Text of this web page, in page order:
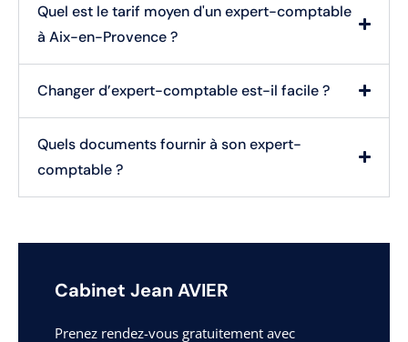
Quel est le tarif moyen d'un expert-comptable
à Aix-en-Provence ?
Changer d’expert-comptable est-il facile ?
Quels documents fournir à son expert-
comptable ?
Cabinet Jean AVIER
Prenez rendez-vous gratuitement avec